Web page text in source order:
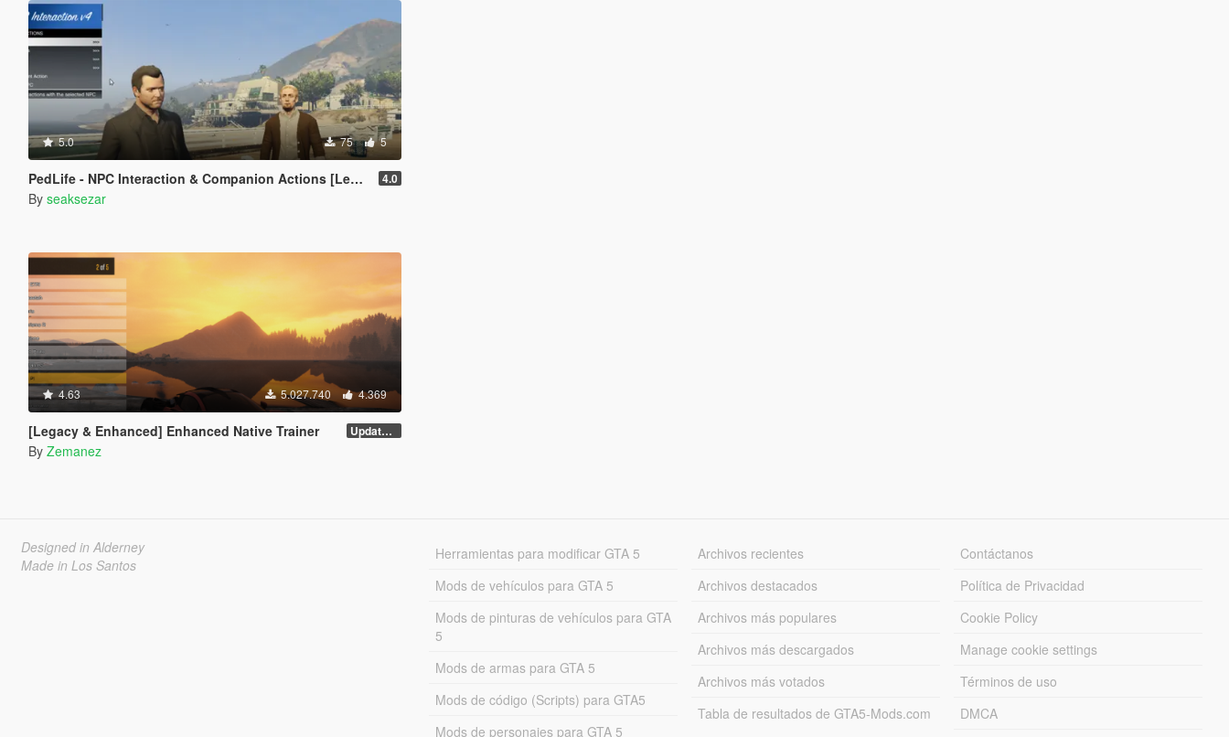
5.0 75 5
PedLife - NPC Interaction & Companion Actions [Legacy] 4.0
By seaksezar
4.63 5.027.740 4.369
[Legacy & Enhanced] Enhanced Native Trainer Update 58 - Hotfix
By Zemanez
Designed in Alderney
Made in Los Santos
Herramientas para modificar GTA 5
Mods de vehículos para GTA 5
Mods de pinturas de vehículos para GTA
5
Mods de armas para GTA 5
Mods de código (Scripts) para GTA5
Mods de personajes para GTA 5
Archivos recientes
Archivos destacados
Archivos más populares
Archivos más descargados
Archivos más votados
Tabla de resultados de GTA5-Mods.com
Contáctanos
Política de Privacidad
Cookie Policy
Manage cookie settings
Términos de uso
DMCA